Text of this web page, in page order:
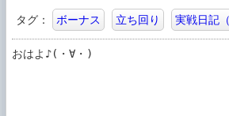
タグ： ボーナス 立ち回り 実戦日記
おはよ♪(・∀・)